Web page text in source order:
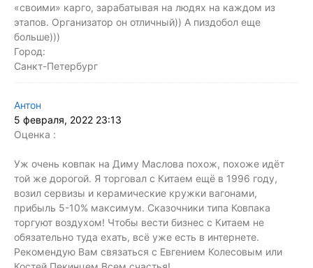
«своими» карго, зарабатывая на людях на каждом из
этапов. Организатор он отличный)) А пиздобол еще
больше)))
Город:
Санкт-Петербург
Антон
5 февраля, 2022 23:13
Оценка :
Уж очень ковпак на Диму Маслова похож, похоже идёт
той же дорогой. Я торговал с Китаем ещё в 1996 году,
возил сервизы и керамические кружки вагонами,
прибыль 5-10% максимум. Сказочники типа Ковпака
торгуют воздухом! Чтобы вести бизнес с Китаем не
обязательно туда ехать, всё уже есть в интернете.
Рекомендую Вам связаться с Евгением Колесовым или